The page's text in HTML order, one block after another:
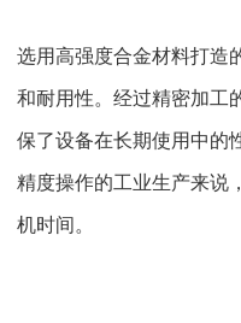
选用高强度合金材料打造
和耐用性。经过精密加工
保了设备在长期使用中的
精度操作的工业生产来说
机时间。